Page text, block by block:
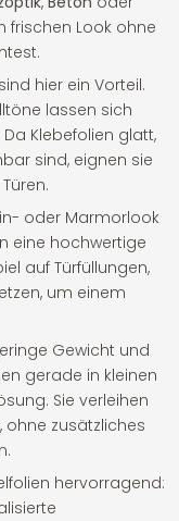
frischen Look ohne
hier ein Vorteil.
lassen sich
Klebefolien glatt,
sind, eignen sie
oder Marmorlook
eine hochwertige
auf Türfüllungen,
um einem
Gewicht und
gerade in kleinen
Sie verleihen
ohne zusätzliches
hervorragend: